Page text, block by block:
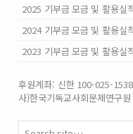
2025 기부금 모금 및 활용실
2024 기부금 모금 및 활용실
2023 기부금 모금 및 활용실
후원계좌: 신한 100-025-
사)한국기독교사회문제연구원